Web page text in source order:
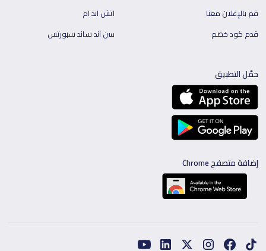
قم بالإعلان معنا
قدم كود خصم
اتش اند ام
سن اند ساند سبورتس
حمّل التطبيق
إضافة متصفح Chrome